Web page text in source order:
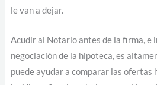
le van a dejar.
Acudir al Notario antes de la firma, e
negociación de la hipoteca, es
puede ayudar a comparar las ofertas